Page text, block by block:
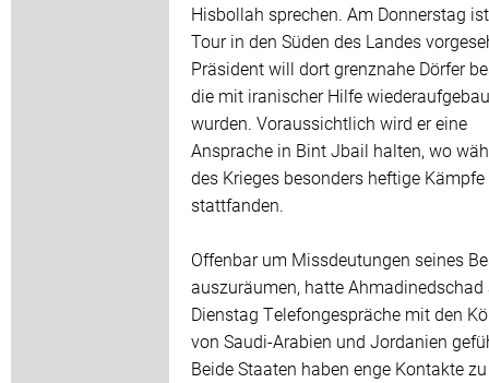
Hisbollah sprechen. Am Donnerstag
Tour in den Süden des Landes
Präsident will dort grenznahe Dörfer
die mit iranischer Hilfe
wurden. Voraussichtlich wird er eine
Ansprache in Bint Jbail halten, wo
des Krieges besonders heftige Kämpfe
stattfanden.
Offenbar um Missdeutungen seines
auszuräumen, hatte Ahmadinedschad
Dienstag Telefongespräche mit den
von Saudi-Arabien und Jordanien
Beide Staaten haben enge Kontakte